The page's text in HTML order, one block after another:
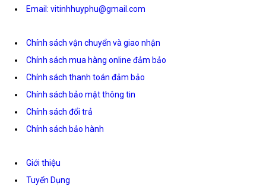
Email: vitinhhuyphu@gmail.com
Chính sách vận chuyển và giao nhận
Chính sách mua hàng online đảm bảo
Chính sách thanh toán đảm bảo
Chính sách bảo mật thông tin
Chính sách đổi trả
Chính sách bảo hành
Giới thiệu
Tuyển Dụng